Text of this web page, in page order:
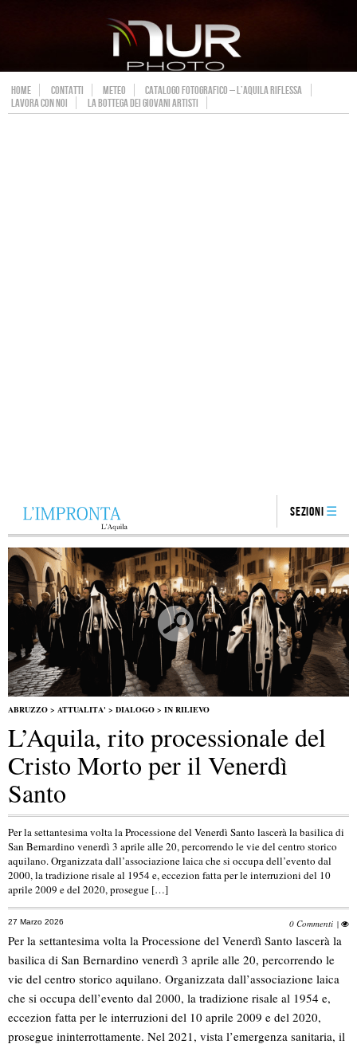
HOME CONTATTI METEO
CATALOGO FOTOGRAFICO – L’AQUILA RIFLESSA
LAVORA CON NOI
LA BOTTEGA DEI GIOVANI ARTISTI
Sezioni
ABRUZZO > ATTUALITA' > DIALOGO > IN RILIEVO
L’Aquila, rito processionale del
Cristo Morto per il Venerdì
Santo
Per la settantesima volta la Processione del Venerdì Santo lascerà la basilica di
San Bernardino venerdì 3 aprile alle 20, percorrendo le vie del centro storico
aquilano. Organizzata dall’associazione laica che si occupa dell’evento dal
2000, la tradizione risale al 1954 e, eccezion fatta per le interruzioni del 10
aprile 2009 e del 2020, prosegue […]
27 Marzo 2026 0 Commenti |
Per la settantesima volta la Processione del Venerdì Santo lascerà la
basilica di San Bernardino venerdì 3 aprile alle 20, percorrendo le
vie del centro storico aquilano. Organizzata dall’associazione laica
che si occupa dell’evento dal 2000, la tradizione risale al 1954 e,
eccezion fatta per le interruzioni del 10 aprile 2009 e del 2020,
prosegue ininterrottamente. Nel 2021, vista l’emergenza sanitaria, il